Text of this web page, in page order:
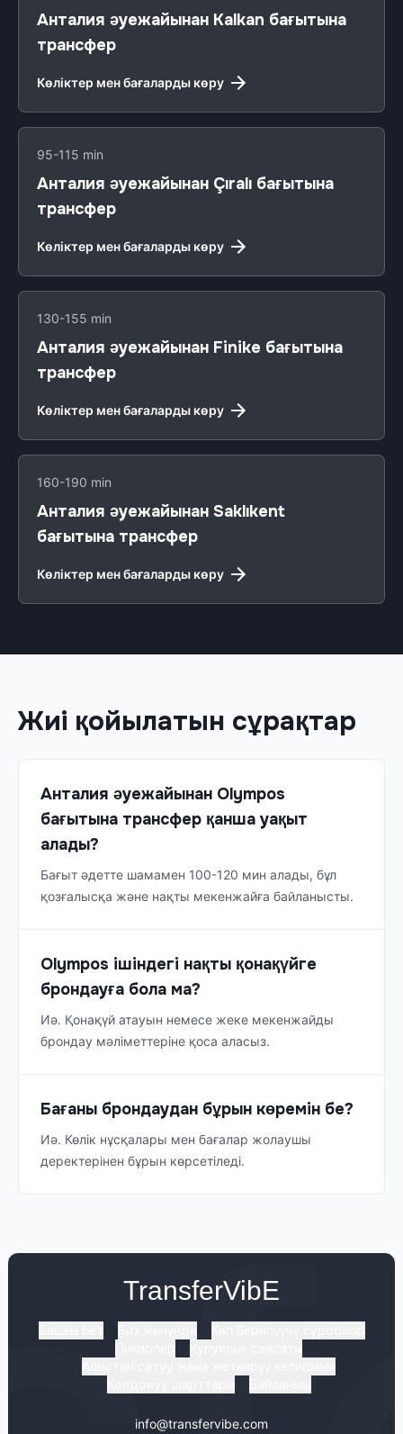
Анталия әуежайынан Kalkan бағытына
трансфер
Көліктер мен бағаларды көру
95-115 min
Анталия әуежайынан Çıralı бағытына
трансфер
Көліктер мен бағаларды көру
130-155 min
Анталия әуежайынан Finike бағытына
трансфер
Көліктер мен бағаларды көру
160-190 min
Анталия әуежайынан Saklıkent
бағытына трансфер
Көліктер мен бағаларды көру
Жиі қойылатын сұрақтар
Анталия әуежайынан Olympos
бағытына трансфер қанша уақыт
алады?
Бағыт әдетте шамамен 100-120 мин алады, бұл
қозғалысқа және нақты мекенжайға байланысты.
Olympos ішіндегі нақты қонақүйге
брондауға бола ма?
Иә. Қонақүй атауын немесе жеке мекенжайды
брондау мәліметтеріне қоса аласыз.
Бағаны брондаудан бұрын көремін бе?
Иә. Көлік нұсқалары мен бағалар жолаушы
деректерінен бұрын көрсетіледі.
TransferVibE
info@transfervibe.com